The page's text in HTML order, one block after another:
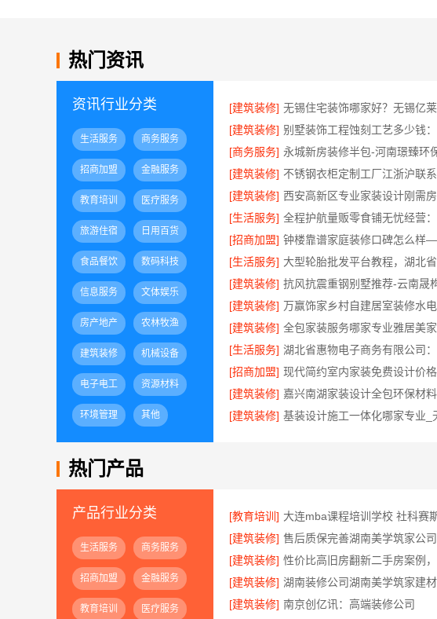
热门资讯
资讯行业分类
生活服务 商务服务
招商加盟 金融服务
教育培训 医疗服务
旅游住宿 日用百货
食品餐饮 数码科技
信息服务 文体娱乐
房产地产 农林牧渔
建筑装修 机械设备
电子电工 资源材料
环境管理 其他
[建筑装修]
[建筑装修]
[商务服务]
[建筑装修]
[建筑装修]
[生活服务]
[招商加盟]
[生活服务]
[建筑装修]
[建筑装修]
[建筑装修] 全包家装服务哪家专业雅居美家
[生活服务]
[招商加盟]
[建筑装修]
[建筑装修]
热门产品
产品行业分类
生活服务 商务服务
招商加盟 金融服务
教育培训 医疗服务
[教育培训]
[建筑装修]
[建筑装修]
[建筑装修]
[建筑装修] 南京创亿讯：高端装修公司